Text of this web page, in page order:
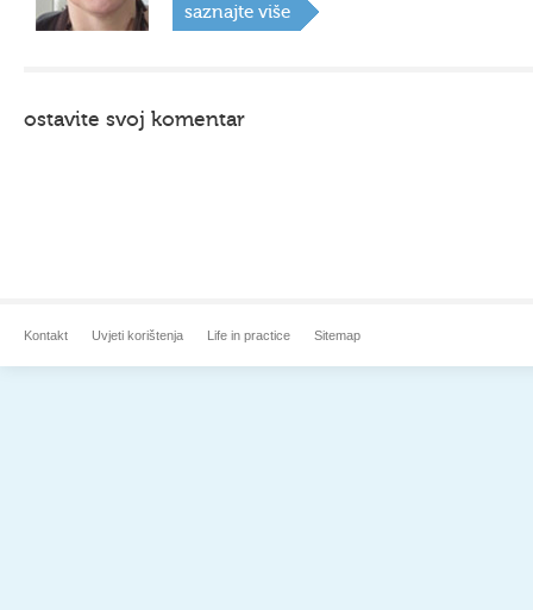
saznajte više
ostavite svoj komentar
Kontakt Uvjeti korištenja Life in practice Sitemap